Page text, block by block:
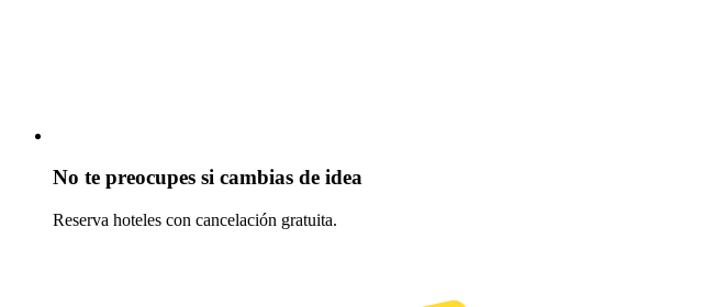
No te preocupes si cambias de idea
Reserva hoteles con cancelación gratuita.